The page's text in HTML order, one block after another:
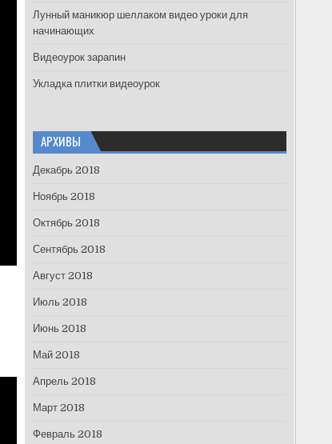
Лунный маникюр шеллаком видео уроки для
начинающих
Видеоурок зарапин
Укладка плитки видеоурок
АРХИВЫ
Декабрь 2018
Ноябрь 2018
Октябрь 2018
Сентябрь 2018
Август 2018
Июль 2018
Июнь 2018
Май 2018
Апрель 2018
Март 2018
Февраль 2018